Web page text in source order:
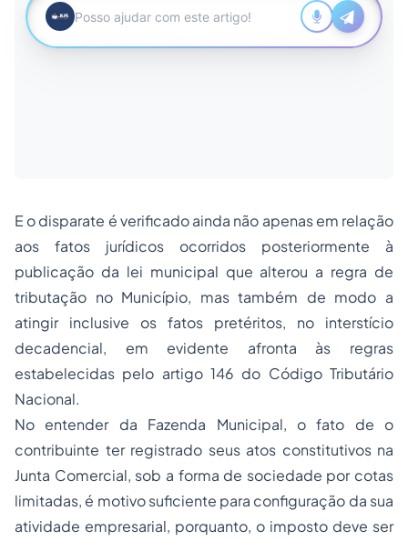
E o disparate é verificado ainda não apenas em relação
aos fatos jurídicos ocorridos posteriormente à
publicação da lei municipal que alterou a regra de
tributação no Município, mas também de modo a
atingir inclusive os fatos pretéritos, no interstício
decadencial, em evidente afronta às regras
estabelecidas pelo artigo 146 do Código Tributário
Nacional.
No entender da Fazenda Municipal, o fato de o
contribuinte ter registrado seus atos constitutivos na
Junta Comercial, sob a forma de sociedade por cotas
limitadas, é motivo suficiente para configuração da sua
atividade empresarial, porquanto, o imposto deve ser